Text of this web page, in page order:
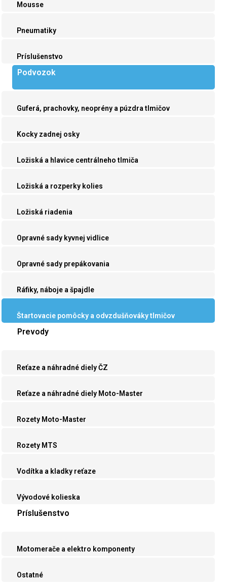
Mousse
Pneumatiky
Príslušenstvo
Podvozok
Guferá, prachovky, neoprény a púzdra tlmičov
Kocky zadnej osky
Ložiská a hlavice centrálneho tlmiča
Ložiská a rozperky kolies
Ložiská riadenia
Opravné sady kyvnej vidlice
Opravné sady prepákovania
Ráfiky, náboje a špajdle
Štartovacie pomôcky a odvzdušňováky tlmičov
Prevody
Reťaze a náhradné diely ČZ
Reťaze a náhradné diely Moto-Master
Rozety Moto-Master
Rozety MTS
Vodítka a kladky reťaze
Vývodové kolieska
Príslušenstvo
Motomerače a elektro komponenty
Ostatné